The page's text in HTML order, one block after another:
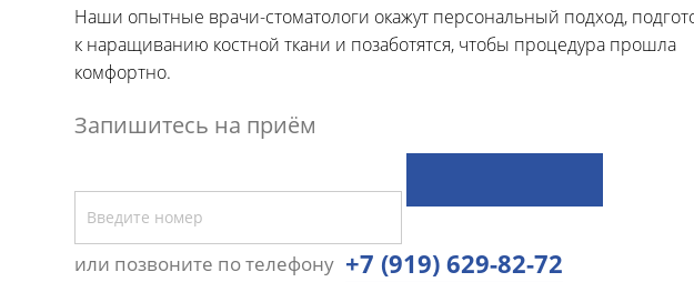
Наши опытные врачи-стоматологи окажут персональный подход,
к наращиванию костной ткани и позаботятся, чтобы процедура прошла
комфортно.
Запишитесь на приём
или позвоните по телефону +7 (919) 629-82-72